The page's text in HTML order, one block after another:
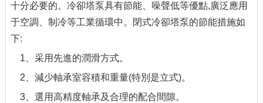
十分必要的。冷卻塔泵具有節能、噪聲低等優點,廣泛應用
于空調、制冷等工業循環中。閉式冷卻塔泵的節能措施如
下:
1、采用先進的潤滑方式。
2、減少軸承室容積和重量(特別是立式)。
3、選用高精度軸承及合理的配合間隙。